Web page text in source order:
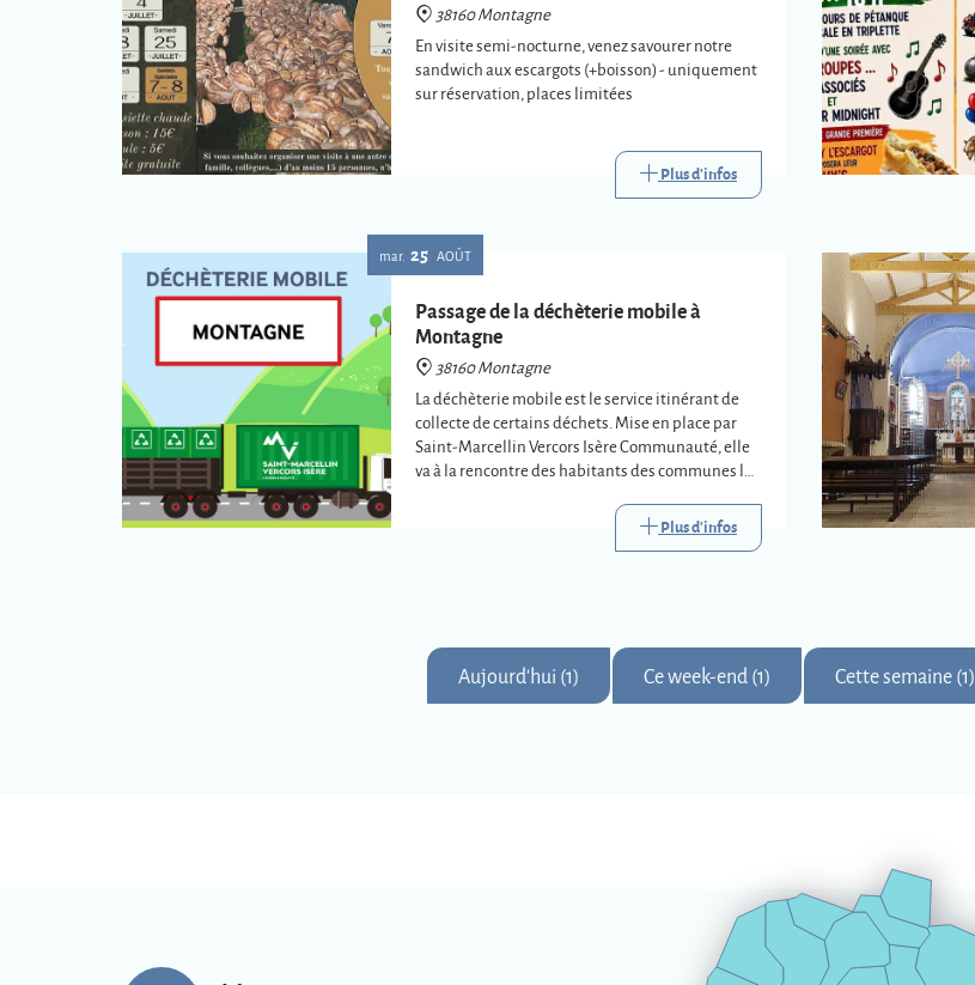
38160 Montagne
En visite semi-nocturne, venez savourer notre
sandwich aux escargots (+boisson) - uniquement
sur réservation, places limitées
Plus d'infos
mar. 25 AOÛT
Passage de la déchèterie mobile à
Montagne
38160 Montagne
La déchèterie mobile est le service itinérant de
collecte de certains déchets. Mise en place par
Saint-Marcellin Vercors Isère Communauté, elle
va à la rencontre des habitants des communes les
Plus d'infos
Aujourd'hui (1) Ce week-end (1) Cette semaine (1)